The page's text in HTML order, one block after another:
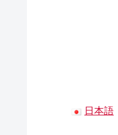
日本語